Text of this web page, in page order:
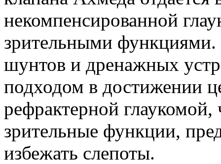
некомпенсированной
зрительными функциями.
шунтов и дренажных
подходом в достижении
рефрактерной глаукомой,
зрительные функции,
избежать слепоты.